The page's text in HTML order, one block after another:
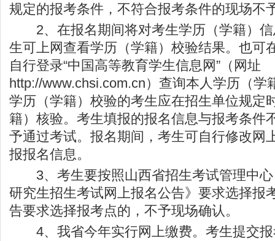
规定的报考条件，不符合报考条件的现场不
2、在报名期间将对考生学历（学籍）信
生可上网查看学历（学籍）校验结果。也可
自行登录“中国高等教育学生信息网”（网址
http://www.chsi.com.cn）查询本人学历（学
学历（学籍）校验的考生应在招生单位规定
籍）核验。考生填报的报名信息与报考条件
予通过考试。报名期间，考生可自行修改网
报报名信息。
3、考生要按照山西省招生考试管理中心
研究生招生考试网上报名公告》要求选择报
告要求选择报考点的，不予现场确认。
4、我省今年实行网上缴费。考生提交报